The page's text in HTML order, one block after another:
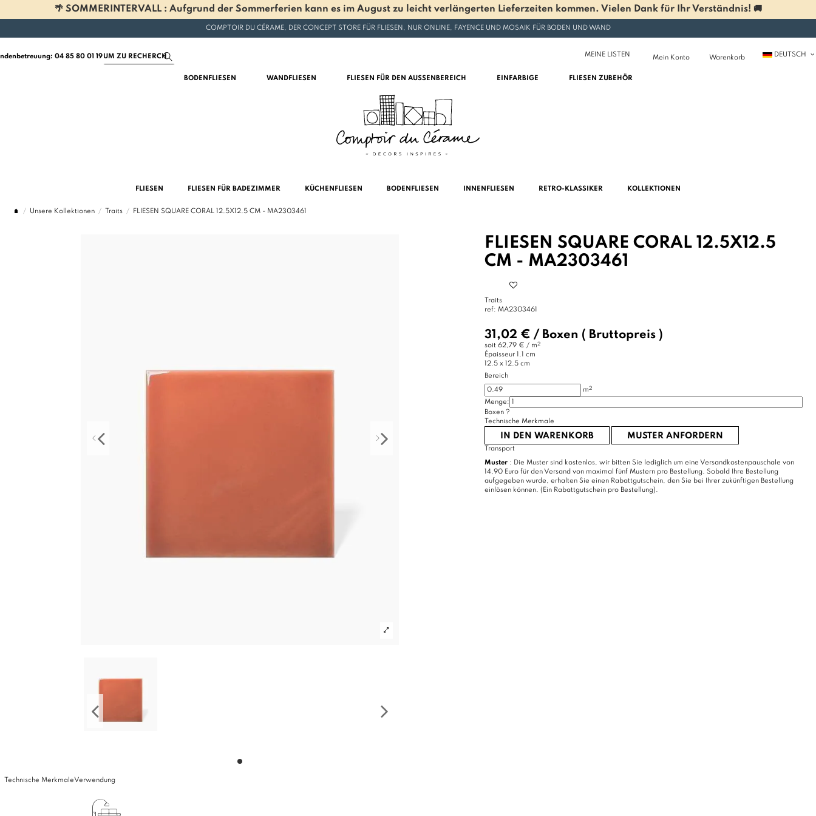
🌴 SOMMERINTERVALL : Aufgrund der Sommerferien kann es im August zu leicht verlängerten Lieferzeiten kommen. Vielen Dank für Ihr Verständnis! 🚚
COMPTOIR DU CÉRAME, DER CONCEPT STORE FÜR FLIESEN, NUR ONLINE, FAYENCE UND MOSAIK FÜR BODEN UND WAND
04 85 80 01 19 MEINE LISTEN Mein Konto Warenkorb DEUTSCH
BODENFLIESEN WANDFLIESEN FLIESEN FÜR DEN AUSSENBEREICH EINFARBIGE FLIESEN ZUBEHÖR
FLIESEN FLIESEN FÜR BADEZIMMER KÜCHENFLIESEN BODENFLIESEN INNENFLIESEN RETRO-KLASSIKER KOLLEKTIONEN
Unsere Kollektionen Traits FLIESEN SQUARE CORAL 12.5X12.5 CM - MA2303461
FLIESEN SQUARE CORAL 12.5X12.5
CM - MA2303461
Traits
ref: MA2303461
31,02 € / Boxen ( Bruttopreis )
soit 62,79 € / m2
Épaisseur
1.1 cm
12.5 x 12.5 cm
Bereich
m2
Menge:
Boxen ?
Technische Merkmale
IN DEN WARENKORB MUSTER ANFORDERN
Transport
Muster: Die Muster sind kostenlos, wir bitten Sie lediglich um eine Versandkostenpauschale von
14,90 Euro für den Versand von maximal fünf Mustern pro Bestellung. Sobald Ihre Bestellung
aufgegeben wurde, erhalten Sie einen Rabattgutschein, den Sie bei Ihrer zukünftigen Bestellung
einlösen können. (Ein Rabattgutschein pro Bestellung).
Technische MerkmaleVerwendung